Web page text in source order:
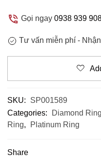
Gọi ngay 0938 939
Tư vấn miễn phí -
SKU:
SP001589
Categories:
Diamond Ring
Ring, Platinum Ring
Share